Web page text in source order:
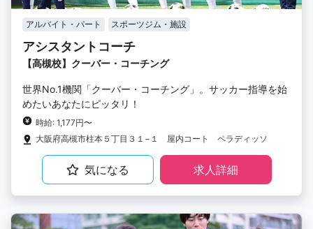
アルバイト・パート スポーツジム・施設
アシスタントコーチ
【高槻校】クーバー・コーチング
世界No.1機関「クーバー・コーチング」。サッカー指導を始
めたいあなたにピッタリ！
時給: 1,177円〜
大阪府高槻市柱本５丁目３１−１ 屋内コート ペラディッソ
気になる 求人詳細